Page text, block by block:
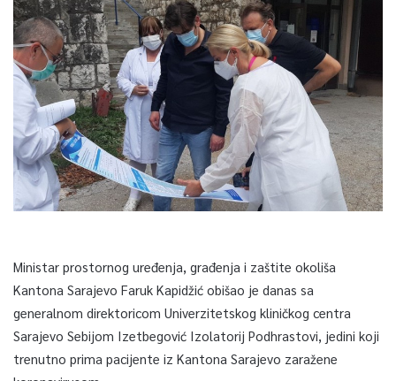
Ministar prostornog uređenja, građenja i zaštite okoliša
Kantona Sarajevo Faruk Kapidžić obišao je danas sa
generalnom direktoricom Univerzitetskog kliničkog centra
Sarajevo Sebijom Izetbegović Izolatorij Podhrastovi, jedini koji
trenutno prima pacijente iz Kantona Sarajevo zaražene